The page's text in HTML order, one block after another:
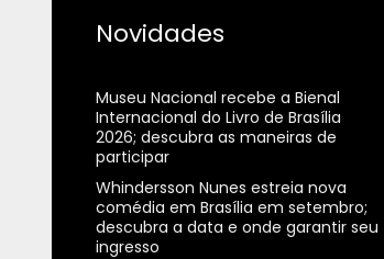
Novidades
Museu Nacional recebe a Bienal
Internacional do Livro de Brasília
2026; descubra as maneiras de
participar
Whindersson Nunes estreia nova
comédia em Brasília em setembro;
descubra a data e onde garantir seu
ingresso